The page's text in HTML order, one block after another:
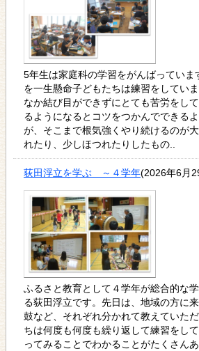
5年生は家庭科の学習をがんばっていま
を一生懸命子どもたちは練習をしてい
なか結び目ができずにとても苦労をし
るようになるとコツをつかんでできる
が、そこまで根気強くやり続けるのが
れたり、少しほつれたりしたもの..
荻田浮立を学ぶ ～４学年(2026年6月
ふるさと教育として４学年が総合的な
る荻田浮立です。先日は、地域の方に
鼓など、それぞれ分かれて教えていた
ちは何度も何度も繰り返して練習をし
ってみることでわかることがたくさん